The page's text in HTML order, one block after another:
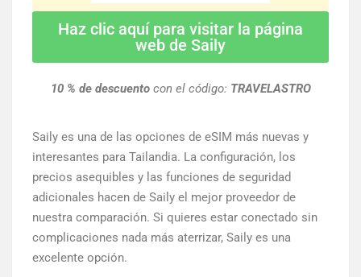
Haz clic aquí para visitar la página
web de Saily
10 % de descuentocon el código: TRAVELASTRO
Saily es una de las opciones de eSIM más nuevas y
interesantes para Tailandia. La configuración, los
precios asequibles y las funciones de seguridad
adicionales hacen de Saily el mejor proveedor de
nuestra comparación. Si quieres estar conectado sin
complicaciones nada más aterrizar, Saily es una
excelente opción.